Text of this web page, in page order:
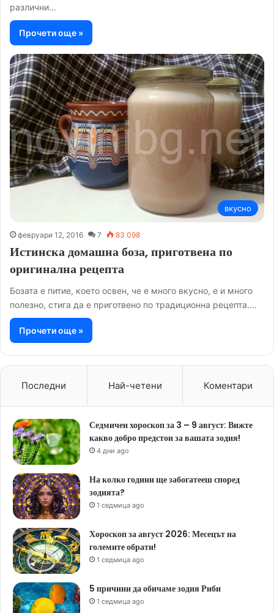
различни…
Прочети още »
вкусно
февруари 12, 2016 7 83 098
Истинска домашна боза, приготвена по
оригинална рецепта
Бозата е питие, което освен, че е много вкусно, е и много
полезно, стига да е приготвено по традиционна рецепта.…
Прочети още »
Последни Най-четени Коментари
Седмичен хороскоп за 3 – 9 август: Вижте
какво добро предстои за вашата зодия!
4 дни ago
На колко години ще забогатееш според
зодията?
1 седмица ago
Хороскоп за август 2026: Месецът на
големите обрати!
1 седмица ago
5 причини да обичаме зодия Риби
1 седмица ago